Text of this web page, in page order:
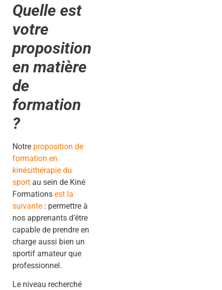
Quelle est
votre
proposition
en matière
de
formation
?
Notre proposition de
formation en
kinésithérapie du
sport au sein de Kiné
Formations est la
suivante : permettre à
nos apprenants d’être
capable de prendre en
charge aussi bien un
sportif amateur que
professionnel.
Le niveau recherché